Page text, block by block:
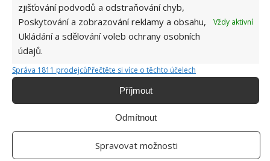
zjišťování podvodů a odstraňování chyb,
Poskytování a zobrazování reklamy a obsahu,
Ukládání a sdělování voleb ochrany osobních
údajů.
Vždy aktivní
Správa 1811 prodejcůPřečtěte si více o těchto účelech
Příjmout
Odmítnout
Spravovat možnosti